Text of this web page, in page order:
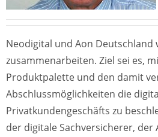
Neodigital und Aon Deutschland
zusammenarbeiten. Ziel sei es,
Produktpalette und den damit
Abschlussmöglichkeiten die
Privatkundengeschäfts zu
der digitale Sachversicherer, der